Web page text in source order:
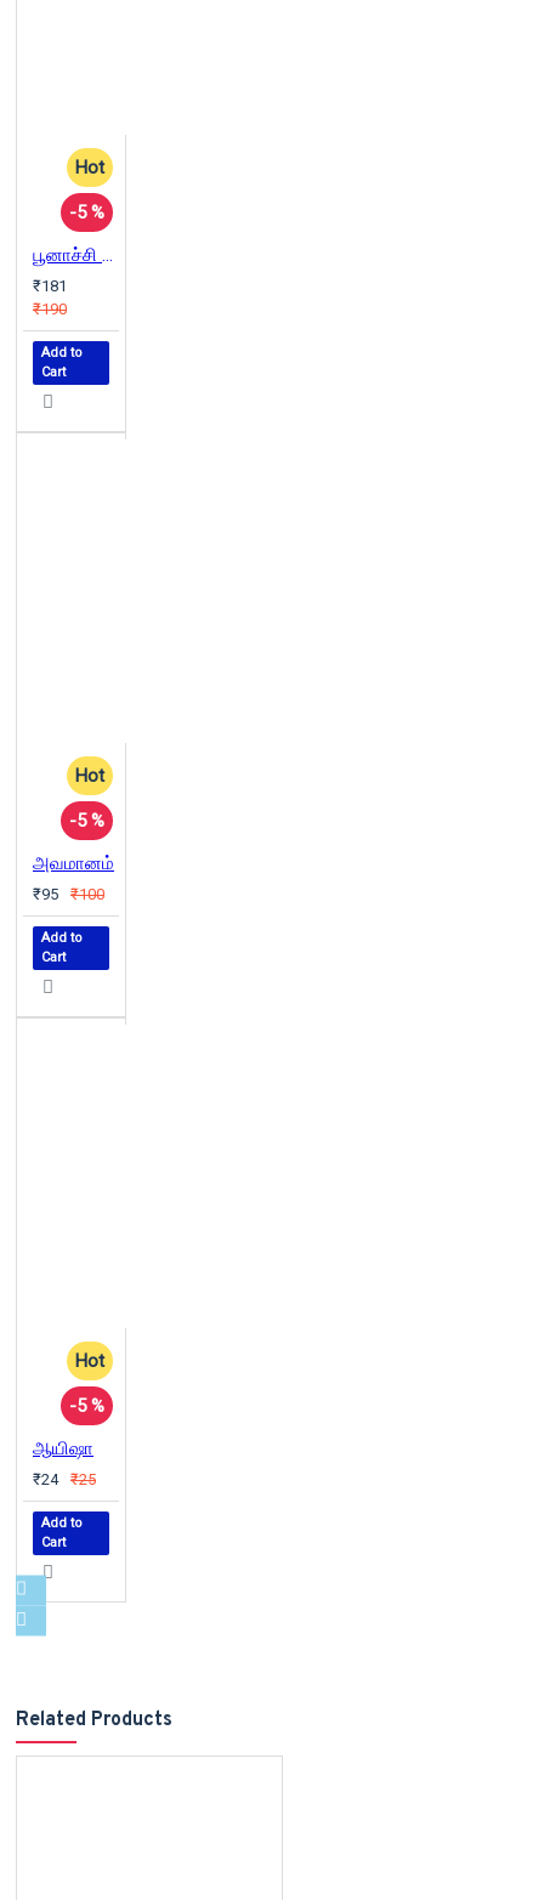
Hot
-5 %
பூனாச்சி அல்லது ஒரு வெள்ளாட்டின் கதை
₹181
₹190
Add to
Cart
Hot
-5 %
அவமானம்
₹95 ₹100
Add to
Cart
Hot
-5 %
ஆயிஷா
₹24 ₹25
Add to
Cart
Related Products